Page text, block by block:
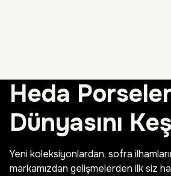
Heda
Dünyasını
Yeni koleksiyonlardan, sofra
markamızdan gelişmelerden ilk siz